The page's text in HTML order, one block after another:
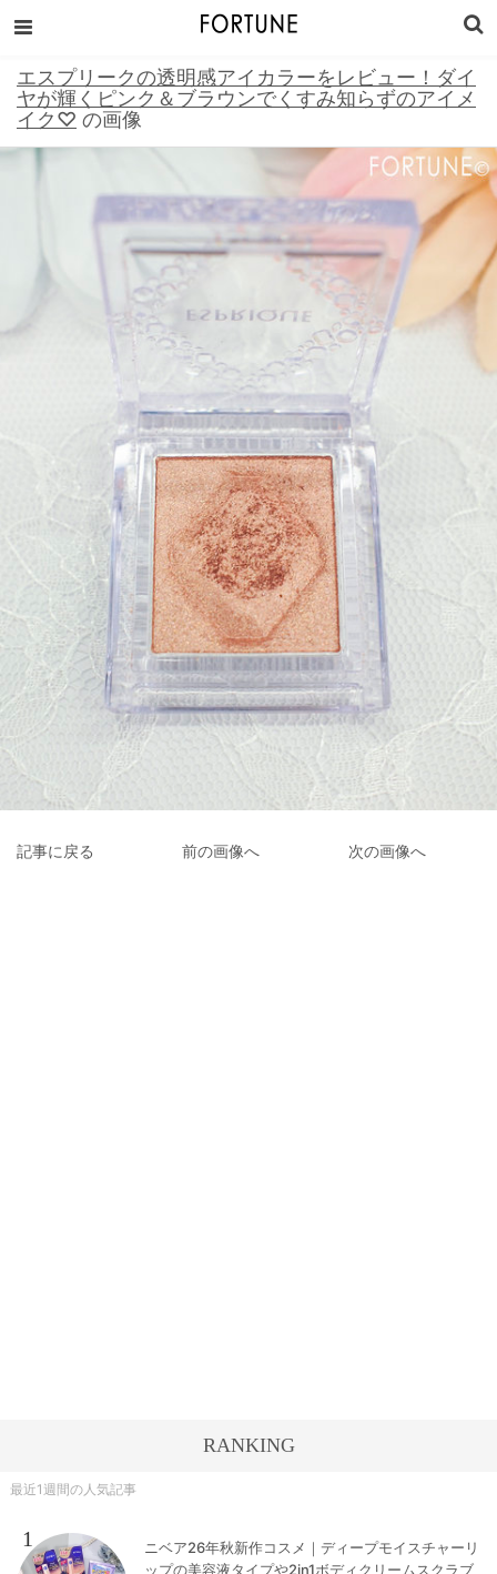
エスプリークの透明感アイカラーをレビュー！ダイ
ヤが輝くピンク＆ブラウンでくすみ知らずのアイメ
イク♡ の画像
記事に戻る 前の画像へ 次の画像へ
RANKING
最近1週間の人気記事
1
ニベア26年秋新作コスメ｜ディープモイスチャーリ
ップの美容液タイプや2in1ボディクリームスクラブ